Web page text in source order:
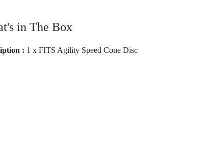
in The Box
: 1 x FITS Agility Speed Cone Disc